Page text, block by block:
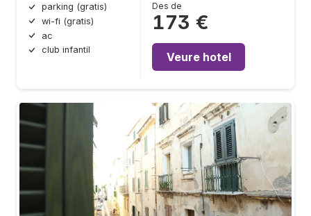
parking (gratis)
wi-fi (gratis)
ac
club infantil
Des de
173 €
Veure hotel